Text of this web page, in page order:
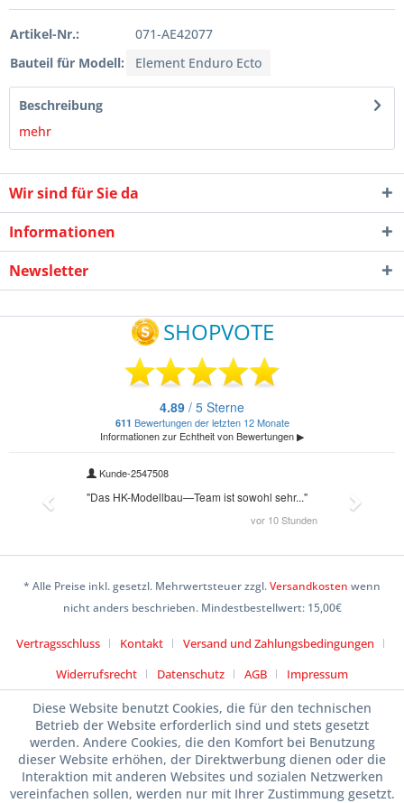
Artikel-Nr.:
071-AE42077
Bauteil für Modell:
Element Enduro Ecto
Beschreibung
mehr
Wir sind für Sie da
Informationen
Newsletter
* Alle Preise inkl. gesetzl. Mehrwertsteuer zzgl.Versandkosten wenn
nicht anders beschrieben. Mindestbestellwert: 15,00€
Vertragsschluss Kontakt
Versand und Zahlungsbedingungen
Widerrufsrecht
Datenschutz AGB Impressum
Diese Website benutzt Cookies, die für den technischen
Betrieb der Website erforderlich sind und stets gesetzt
werden. Andere Cookies, die den Komfort bei Benutzung
dieser Website erhöhen, der Direktwerbung dienen oder die
Interaktion mit anderen Websites und sozialen Netzwerken
vereinfachen sollen, werden nur mit Ihrer Zustimmung gesetzt.